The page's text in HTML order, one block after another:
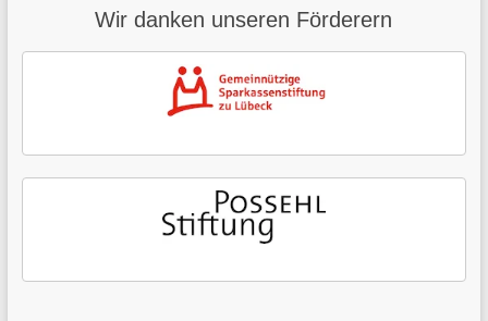
Wir danken unseren Förderern